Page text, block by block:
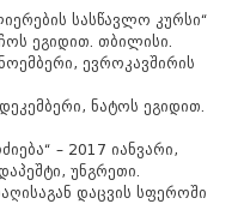
სასწავლო კურსი“
ეგიდით. თბილისი.
, ევროკავშირის
დეკემბერი, ნატოს ეგიდით.
“ – 2017 იანვარი,
, უნგრეთი.
დაცვის სფეროში